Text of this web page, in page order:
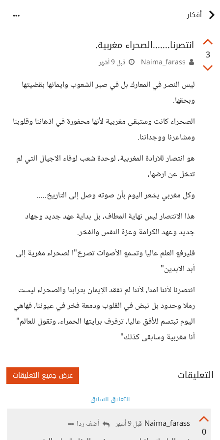
أفكار
3
انتصرنا.......الصحراء مغربية.
قبل 9 أشهر
ليس النصر في المعارك بل في صبر الشعوب وايمانها بقضيتها
وبحقها.
الصحراء كانت وستبقى مغربية لأنها محفورة في اذهاننا وقلوبنا
ومشاعرنا ووجداننا.
هو انتصار للارادة المغربية، لوحدة شعب لوفاء الاجيال التي لم
تتخل عن ارضها،
وكل مغربي يشعر اليوم بأن صوته وصل إلى التاريخ.....
هذا الانتصار ليس نهاية المطاف، بل بداية عهد جديد وجهاد
جديد وعهد الكرامة وعزة النفس والفخر.
فليرفع العلم عاليا وتسمع الأصوات تصرخ"ا لصحراء مغرية إلى
أبد الابدين"
انتصرنا لأننا امنا، لأننا لم نفقد الإيمان بترابنا والصحراء ليست
رملا وحدود بل نبض في القلوب ودمعة فخر في عيوننا، فهاهي
اليوم تبتسم للأفق عاليا، ترفرف برايتها الحمراء، وتقول للعالم"
أنا مغربية وسابقى كذلك"
التعليقات عرض جميع التعليقات
التعليق السابق
0
Naima_farass قبل 9 أشهر أضف ردا